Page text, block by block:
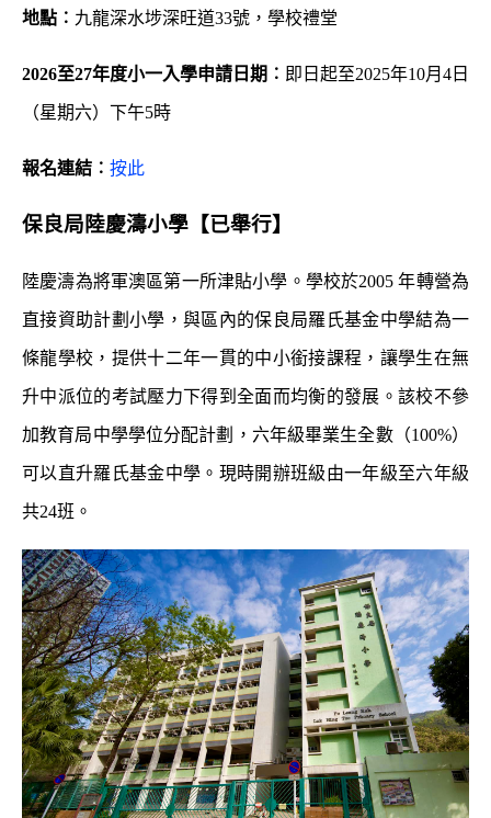
地點︰ 九龍深水埗深旺道33號，學校禮堂
2026至27年度小一入學申請日期︰ 即日起至2025年10月4日
（星期六）下午5時
報名連結︰ 按此
保良局陸慶濤小學 【已舉行】
陸慶濤為將軍澳區第一所津貼小學。學校於2005 年轉營為
直接資助計劃小學，與區內的保良局羅氏基金中學結為一
條龍學校，提供十二年一貫的中小銜接課程，讓學生在無
升中派位的考試壓力下得到全面而均衡的發展。該校不參
加教育局中學學位分配計劃，六年級畢業生全數（100%）
可以直升羅氏基金中學。現時開辦班級由一年級至六年級
共24班。